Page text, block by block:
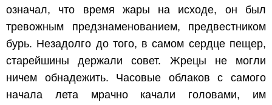
означал, что время жары на исходе, он был
тревожным предзнаменованием, предвестником
бурь. Незадолго до того, в самом сердце пещер,
старейшины держали совет. Жрецы не могли
ничем обнадежить. Часовые облаков с самого
начала лета мрачно качали головами, им